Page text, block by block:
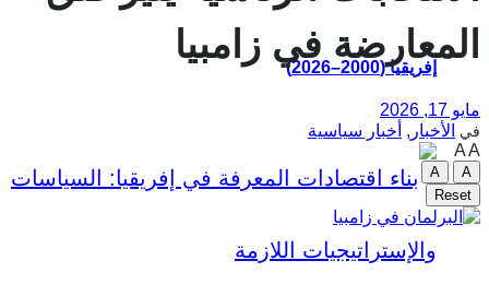
إفريقيا (2000–2026)
المعارضة في زامبيا
مايو 17, 2026
في الأخبار , أخبار سياسية
AA
A
A
Reset